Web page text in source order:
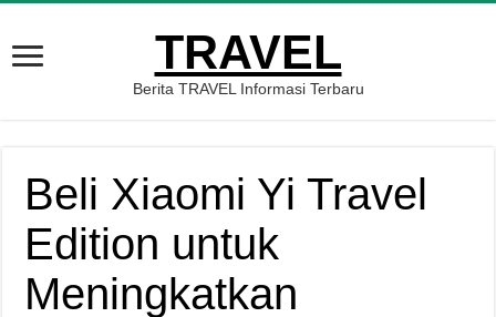
TRAVEL
Berita TRAVEL Informasi Terbaru
Beli Xiaomi Yi Travel
Edition untuk
Meningkatkan